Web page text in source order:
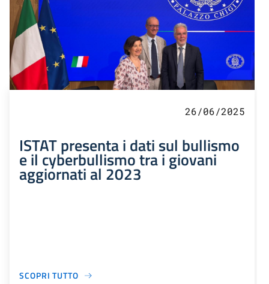
26/06/2025
ISTAT presenta i dati sul bullismo
e il cyberbullismo tra i giovani
aggiornati al 2023
SCOPRI TUTTO